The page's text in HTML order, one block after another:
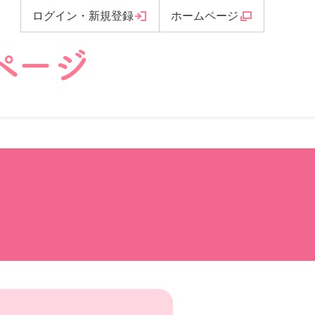
ログイン ・ 新規登録 ホームページ